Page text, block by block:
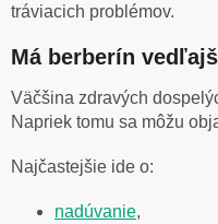
tráviacich problémov.
Má berberín
Väčšina zdravých
Napriek tomu sa môžu
Najčastejšie ide o:
nadúvanie,